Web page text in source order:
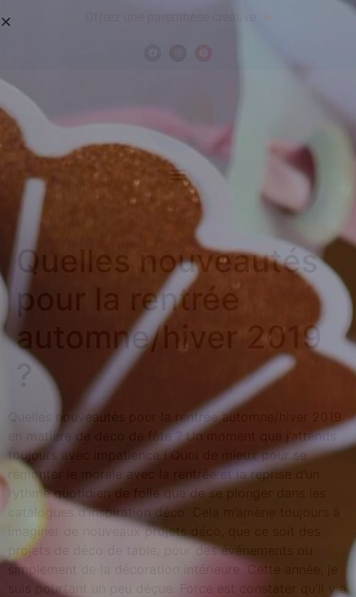
Quelles nouveautés
pour la rentrée
automne/hiver 2019
Quelles nouveautés pour la rentrée automne/hiver 2019
en matière de déco de fête ? Un moment que j’attends
toujours avec impatience ! Quoi de mieux pour se
remonter le morale avec la rentrée et la reprise d’un
rythme quotidien de folie que de se plonger dans les
catalogues d’inspiration déco. Cela m’amène toujours à
imaginer de nouveaux projets déco, que ce soit des
projets de déco de table, pour des événements ou
simplement de la décoration intérieure. Cette année, je
suis pourtant un peu déçue. Force est constater qu’il y a